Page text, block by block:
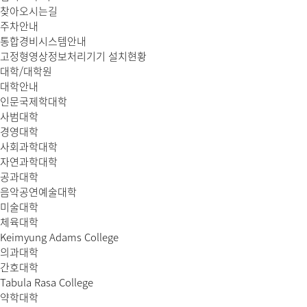
찾아오시는길
주차안내
통합경비시스템안내
고정형영상정보처리기기 설치현황
대학/대학원
대학안내
인문국제학대학
사범대학
경영대학
사회과학대학
자연과학대학
공과대학
음악공연예술대학
미술대학
체육대학
Keimyung Adams College
의과대학
간호대학
Tabula Rasa College
약학대학